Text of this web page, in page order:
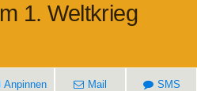
1. Weltkrieg
Anpinnen Mail SMS